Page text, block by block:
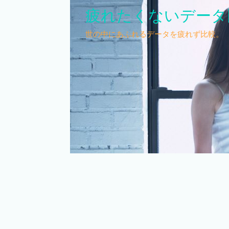
疲れたくないデー
世の中にあふれるデータを疲れず比較。